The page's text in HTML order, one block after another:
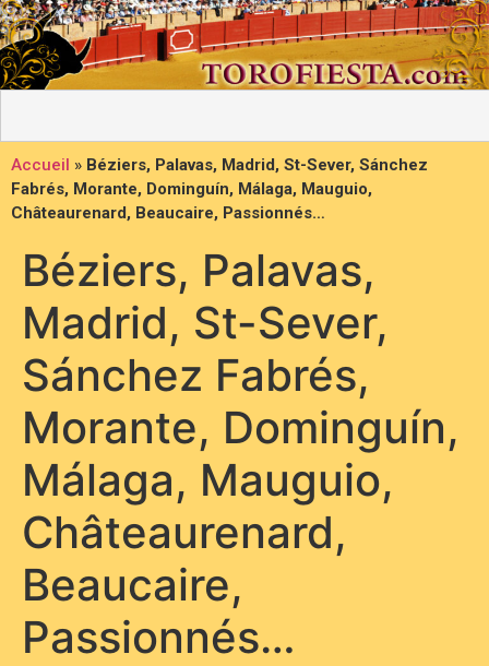
Accueil » Béziers, Palavas, Madrid, St-Sever, Sánchez
Fabrés, Morante, Dominguín, Málaga, Mauguio,
Châteaurenard, Beaucaire, Passionnés…
Béziers, Palavas,
Madrid, St-Sever,
Sánchez Fabrés,
Morante, Dominguín,
Málaga, Mauguio,
Châteaurenard,
Beaucaire,
Passionnés…